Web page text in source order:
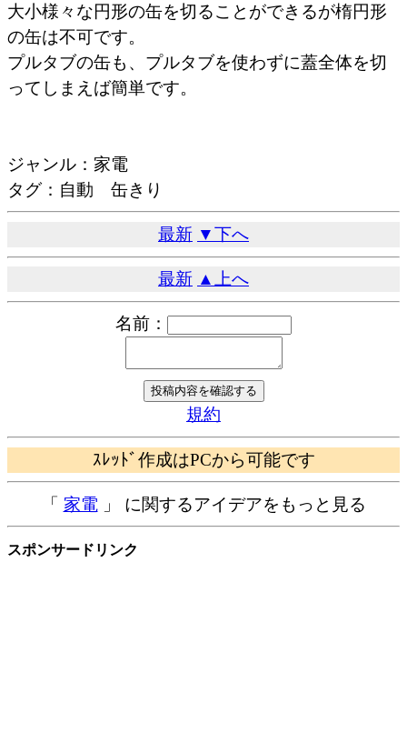
大小様々な円形の缶を切ることができるが楕円形
の缶は不可です。
プルタブの缶も、プルタブを使わずに蓋全体を切
ってしまえば簡単です。
ジャンル：家電
タグ：自動 缶きり
最新 ▼下へ
最新 ▲上へ
名前：
規約
ｽﾚｯﾄﾞ作成はPCから可能です
「 家電」 に関するアイデアをもっと見る
スポンサードリンク